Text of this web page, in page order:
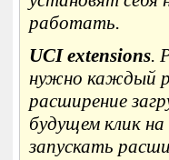
работать.
UCI extensions.
нужно каждый
расширение
будущем клик
запускать